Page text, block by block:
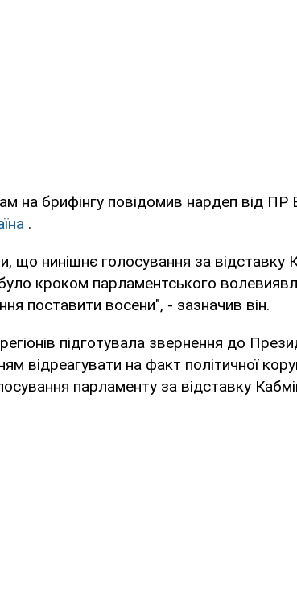
на брифінгу повідомив нардеп від ПР
.
що нинішнє голосування за відставку
кроком парламентського
поставити восени", - зазначив він.
підготувала звернення до
відреагувати на факт політичної
парламенту за відставку